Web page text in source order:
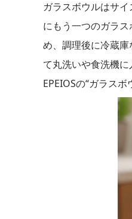
ガラスボウルはサ
にもう一つのガラ
め、調理後に冷蔵
て丸洗いや食洗機
EPEIOSの“ガラス